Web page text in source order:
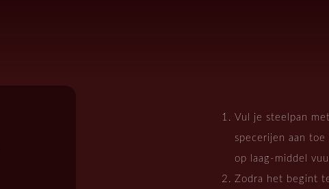
Vul je steelpan
specerijen aan
op laag-middel
Zodra het begint